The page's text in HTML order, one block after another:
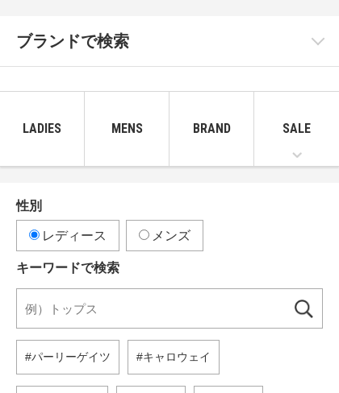
ブランドで検索
LADIES MENS BRAND SALE
性別
レディース メンズ
キーワードで検索
パーリーゲイツ キャロウェイ